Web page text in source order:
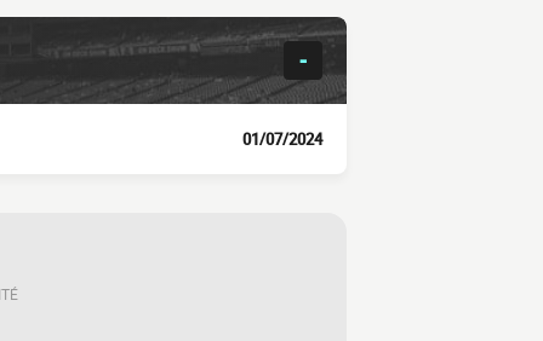
-
01/07/2024